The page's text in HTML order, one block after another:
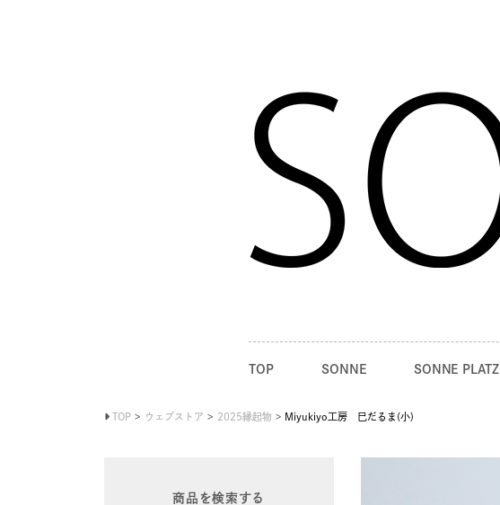
TOP SONNE SONNE PLATZ
TOP ウェブストア 2025縁起物 Miyukiyo工房 巳だるま(小)
商品を検索する